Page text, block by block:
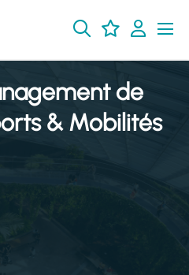
de
& Mobilités